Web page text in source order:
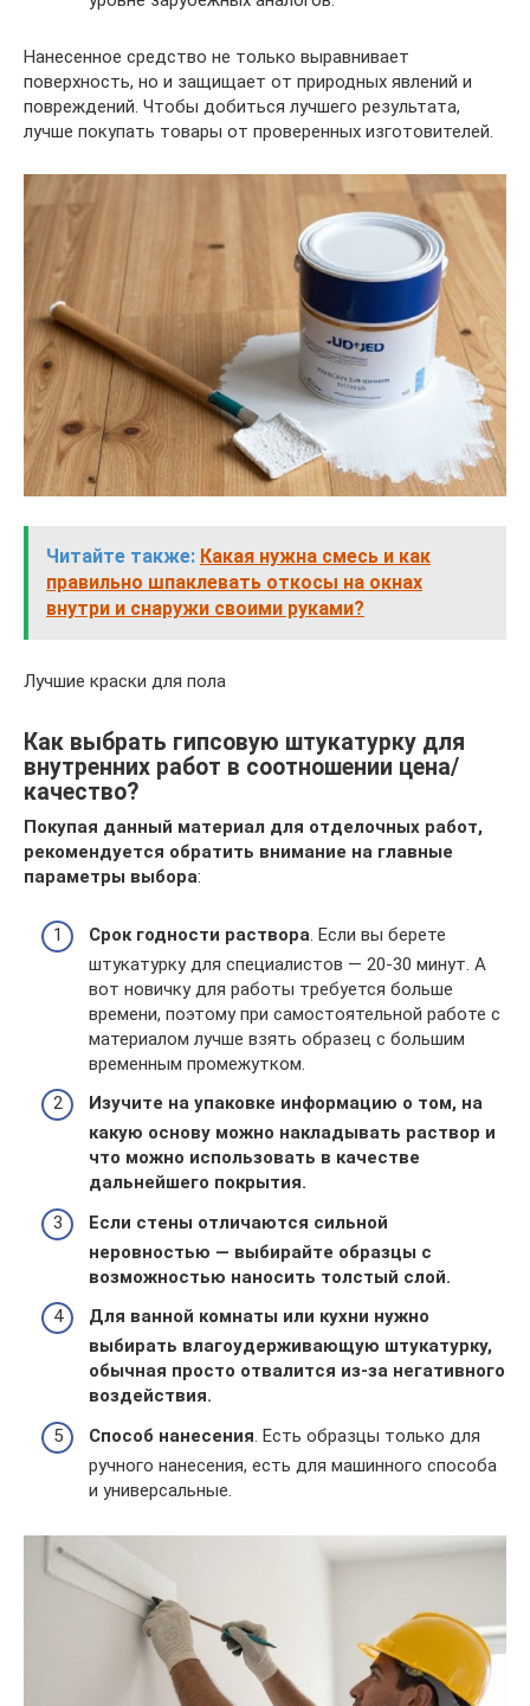
Нанесенное средство не только выравнивает
поверхность, но и защищает от природных явлений и
повреждений. Чтобы добиться лучшего результата,
лучше покупать товары от проверенных изготовителей.
Читайте также: Какая нужна смесь и как
правильно шпаклевать откосы на окнах
внутри и снаружи своими руками?
Лучшие краски для пола
Как выбрать гипсовую штукатурку для
внутренних работ в соотношении цена/
качество?
Покупая данный материал для отделочных работ,
рекомендуется обратить внимание на главные
параметры выбора:
Срок годности раствора. Если вы берете
штукатурку для специалистов — 20-30 минут. А
вот новичку для работы требуется больше
времени, поэтому при самостоятельной работе с
материалом лучше взять образец с большим
временным промежутком.
Изучите на упаковке информацию о том, на
какую основу можно накладывать раствор и
что можно использовать в качестве
дальнейшего покрытия.
Если стены отличаются сильной
неровностью — выбирайте образцы с
возможностью наносить толстый слой.
Для ванной комнаты или кухни нужно
выбирать влагоудерживающую штукатурку,
обычная просто отвалится из-за негативного
воздействия.
Способ нанесения. Есть образцы только для
ручного нанесения, есть для машинного способа
и универсальные.